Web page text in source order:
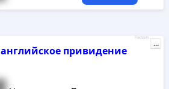
английское привидение
Реклама
...